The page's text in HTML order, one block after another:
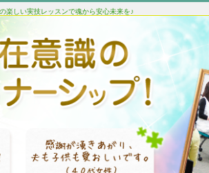
楽しい実技レッスンで魂から安心未来を♪